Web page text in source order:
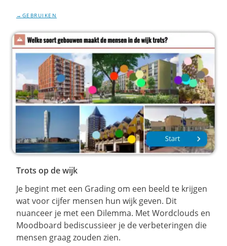
GEBRUIKEN
Trots op de wijk
Je begint met een Grading om een beeld te krijgen
wat voor cijfer mensen hun wijk geven. Dit
nuanceer je met een Dilemma. Met Wordclouds en
Moodboard bediscussieer je de verbeteringen die
mensen graag zouden zien.